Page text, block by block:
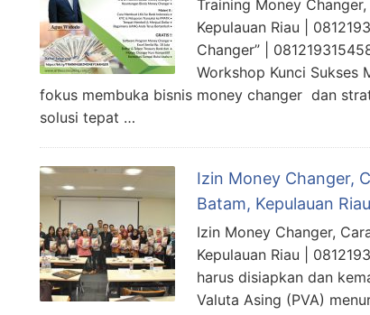
Training Money
Kepulauan Riau |
Changer” |
Workshop Kunci Sukses
fokus membuka bisnis money changer dan
solusi tepat …
Izin Money Changer,
Batam, Kepulauan
Izin Money Changer,
Kepulauan Riau |
harus disiapkan dan
Valuta Asing (PVA)